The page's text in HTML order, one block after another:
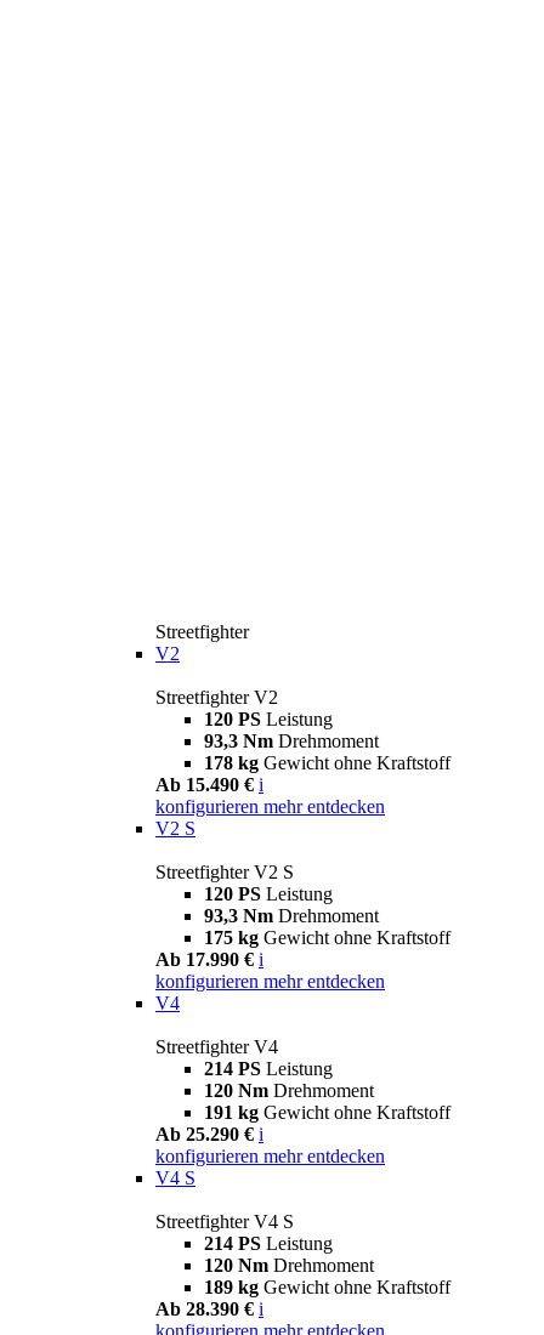
Streetfighter
V2
Streetfighter V2
120 PS Leistung
93,3 Nm Drehmoment
178 kg Gewicht ohne Kraftstoff
Ab 15.490 € i
konfigurieren mehr entdecken
V2 S
Streetfighter V2 S
120 PS Leistung
93,3 Nm Drehmoment
175 kg Gewicht ohne Kraftstoff
Ab 17.990 € i
konfigurieren mehr entdecken
V4
Streetfighter V4
214 PS Leistung
120 Nm Drehmoment
191 kg Gewicht ohne Kraftstoff
Ab 25.290 € i
konfigurieren mehr entdecken
V4 S
Streetfighter V4 S
214 PS Leistung
120 Nm Drehmoment
189 kg Gewicht ohne Kraftstoff
Ab 28.390 € i